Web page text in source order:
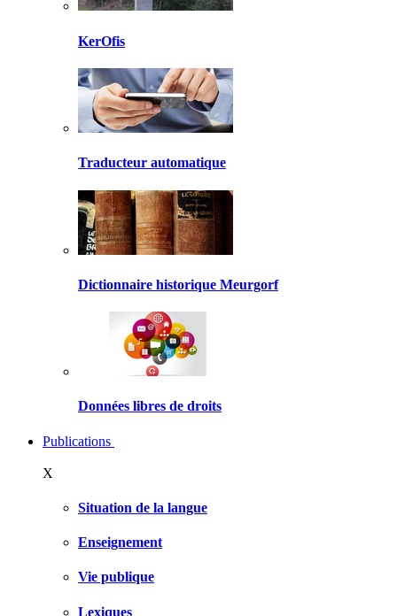
KerOfis
Traducteur automatique
Dictionnaire historique Meurgorf
Données libres de droits
Publications
X
Situation de la langue
Enseignement
Vie publique
Lexiques